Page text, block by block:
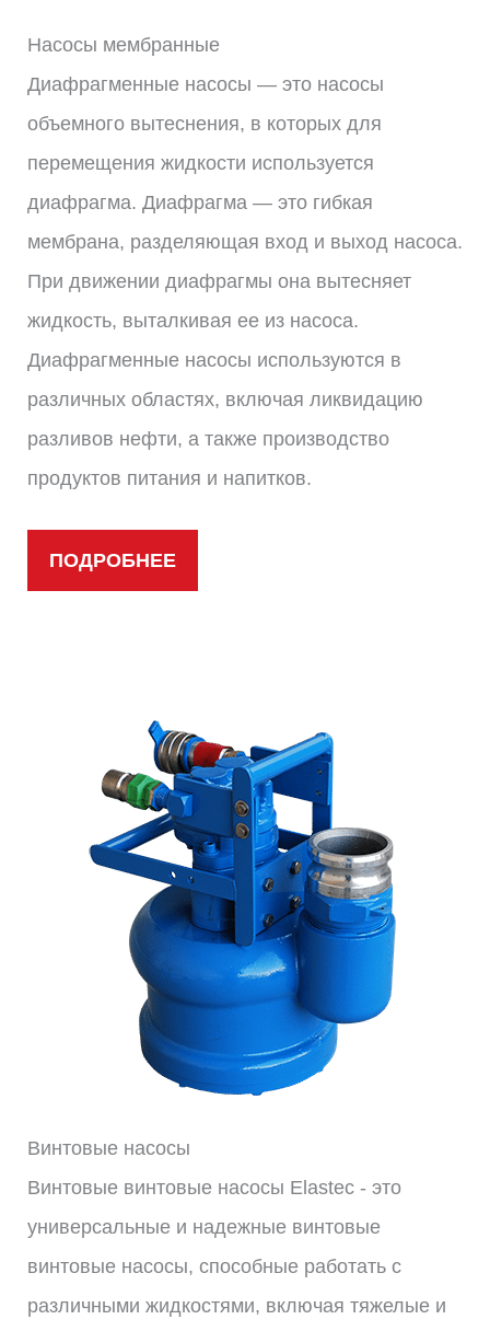
Насосы мембранные
Диафрагменные насосы — это насосы
объемного вытеснения, в которых для
перемещения жидкости используется
диафрагма. Диафрагма — это гибкая
мембрана, разделяющая вход и выход насоса.
При движении диафрагмы она вытесняет
жидкость, выталкивая ее из насоса.
Диафрагменные насосы используются в
различных областях, включая ликвидацию
разливов нефти, а также производство
продуктов питания и напитков.
ПОДРОБНЕЕ
Винтовые насосы
Винтовые винтовые насосы Elastec - это
универсальные и надежные винтовые
винтовые насосы, способные работать с
различными жидкостями, включая тяжелые и